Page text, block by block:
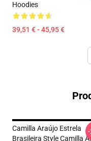
Hoodies
39,51 € - 45,95 €
Camilla Araújo Estrela
Brasileira Style Camilla